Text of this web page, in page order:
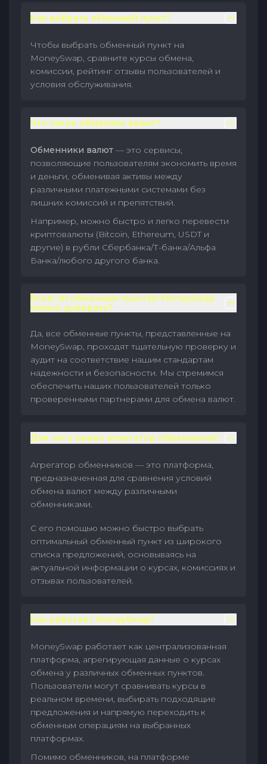
Как выбрать обменный пункт?
Чтобы выбрать обменный пункт на
MoneySwap, сравните курсы обмена,
комиссии, рейтинг отзывы пользователей и
условия обслуживания.
Что такое обменник валют?
Обменники валют — это сервисы,
позволяющие пользователям экономить время
и деньги, обменивая активы между
различными платежными системами без
лишних комиссий и препятствий.
Например, можно быстро и легко перевести
криптовалюты (Bitcoin, Ethereum, USDT и
другие) в рубли Сбербанка/Т-банка/Альфа
Банка/любого другого банка.
Всем ли обменным пунктам MoneySwap
можно доверять?
Да, все обменные пункты, представленные на
MoneySwap, проходят тщательную проверку и
аудит на соответствие нашим стандартам
надежности и безопасности. Мы стремимся
обеспечить наших пользователей только
проверенными партнерами для обмена валют.
Для чего нужен агрегатор обменников?
Агрегатор обменников — это платформа,
предназначенная для сравнения условий
обмена валют между различными
обменниками.
С его помощью можно быстро выбрать
оптимальный обменный пункт из широкого
списка предложений, основываясь на
актуальной информации о курсах, комиссиях и
отзывах пользователей.
Как работает MoneySwap?
MoneySwap работает как централизованная
платформа, агрегирующая данные о курсах
обмена у различных обменных пунктов.
Пользователи могут сравнивать курсы в
реальном времени, выбирать подходящие
предложения и напрямую переходить к
обменным операциям на выбранных
платформах.
Помимо обменников, на платформе